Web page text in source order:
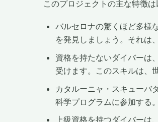
このプロジェクトの主な特徴は
バルセロナの驚くほど多様
を発見しましょう。それは
資格を持たないダイバーは
受けます。このスキルは、
カタルーニャ・スキューバ
科学プログラムに参加する。
上級資格を持つダイバーは